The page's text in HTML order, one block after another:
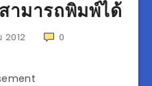
ามารถพิมพ์ได้
2012 0